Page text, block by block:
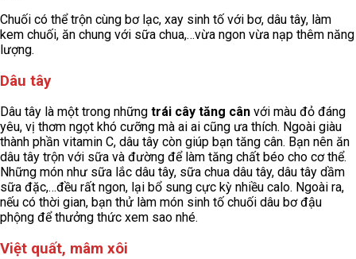
Chuối có thể trộn cùng bơ lạc, xay sinh tố với bơ, dâu tây, làm
kem chuối, ăn chung với sữa chua,…vừa ngon vừa nạp thêm năng
lượng.
Dâu tây
Dâu tây là một trong những trái cây tăng cân với màu đỏ đáng
yêu, vị thơm ngọt khó cưỡng mà ai ai cũng ưa thích. Ngoài giàu
thành phần vitamin C, dâu tây còn giúp bạn tăng cân. Bạn nên ăn
dâu tây trộn với sữa và đường để làm tăng chất béo cho cơ thể.
Những món như sữa lắc dâu tây, sữa chua dâu tây, dâu tây dầm
sữa đặc,…đều rất ngon, lại bổ sung cực kỳ nhiều calo. Ngoài ra,
nếu có thời gian, bạn thử làm món sinh tố chuối dâu bơ đậu
phộng để thưởng thức xem sao nhé.
Việt quất, mâm xôi